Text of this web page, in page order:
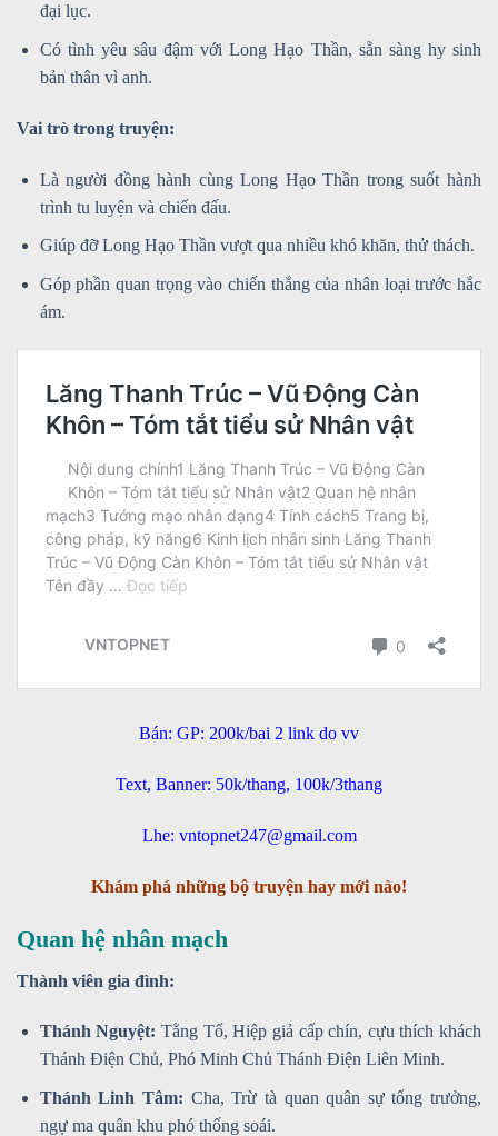
đại lục.
Có tình yêu sâu đậm với Long Hạo Thần, sẵn sàng hy sinh
bản thân vì anh.
Vai trò trong truyện:
Là người đồng hành cùng Long Hạo Thần trong suốt hành
trình tu luyện và chiến đấu.
Giúp đỡ Long Hạo Thần vượt qua nhiều khó khăn, thử thách.
Góp phần quan trọng vào chiến thắng của nhân loại trước hắc
ám.
Bán: GP: 200k/bai 2 link do vv
Text, Banner: 50k/thang, 100k/3thang
Lhe: vntopnet247@gmail.com
Khám phá những bộ truyện hay mới nào!
Quan hệ nhân mạch
Thành viên gia đình:
Thánh Nguyệt: Tằng Tổ, Hiệp giả cấp chín, cựu thích khách
Thánh Điện Chủ, Phó Minh Chủ Thánh Điện Liên Minh.
Thánh Linh Tâm: Cha, Trừ tà quan quân sự tổng trưởng,
ngự ma quân khu phó thống soái.